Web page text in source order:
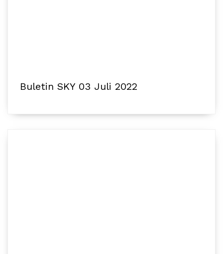
Buletin SKY 03 Juli 2022